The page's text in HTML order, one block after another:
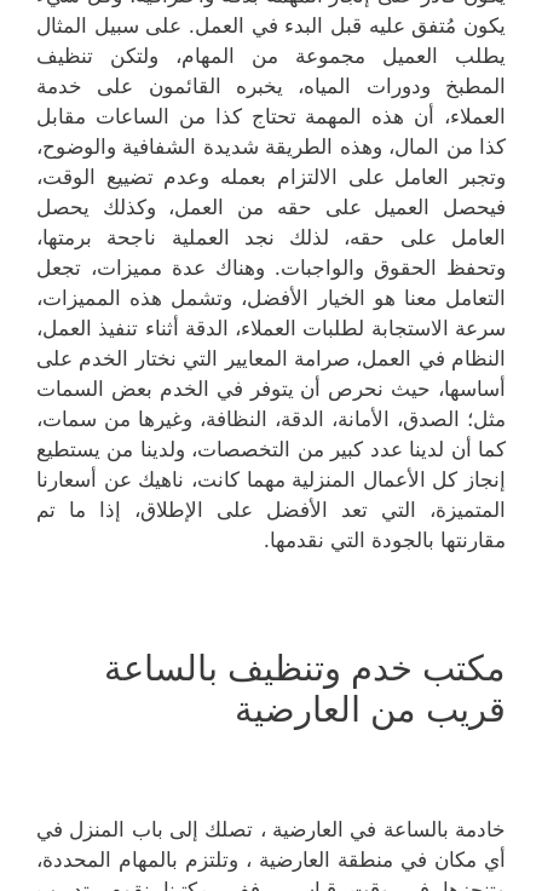
يكون مُتفق عليه قبل البدء في العمل. على سبيل المثال
يطلب العميل مجموعة من المهام، ولتكن تنظيف
المطبخ ودورات المياه، يخبره القائمون على خدمة
العملاء، أن هذه المهمة تحتاج كذا من الساعات مقابل
كذا من المال، وهذه الطريقة شديدة الشفافية والوضوح،
وتجبر العامل على الالتزام بعمله وعدم تضييع الوقت،
فيحصل العميل على حقه من العمل، وكذلك يحصل
العامل على حقه، لذلك نجد العملية ناجحة برمتها،
وتحفظ الحقوق والواجبات. وهناك عدة مميزات، تجعل
التعامل معنا هو الخيار الأفضل، وتشمل هذه المميزات،
سرعة الاستجابة لطلبات العملاء، الدقة أثناء تنفيذ العمل،
النظام في العمل، صرامة المعايير التي نختار الخدم على
أساسها، حيث نحرص أن يتوفر في الخدم بعض السمات
مثل؛ الصدق، الأمانة، الدقة، النظافة، وغيرها من سمات،
كما أن لدينا عدد كبير من التخصصات، ولدينا من يستطيع
إنجاز كل الأعمال المنزلية مهما كانت، ناهيك عن أسعارنا
المتميزة، التي تعد الأفضل على الإطلاق، إذا ما تم
مقارنتها بالجودة التي نقدمها.
مكتب خدم وتنظيف بالساعة
قريب من العارضية
خادمة بالساعة في العارضية ، تصلك إلى باب المنزل في
أي مكان في منطقة العارضية ، وتلتزم بالمهام المحددة،